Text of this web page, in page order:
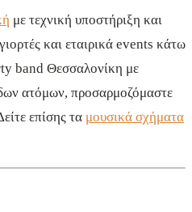
με τεχνική υποστήριξη και
και εταιρικά events κάτω
band Θεσσαλονίκη με
ατόμων, προσαρμοζόμαστε
επίσης τα μουσικά σχήματα